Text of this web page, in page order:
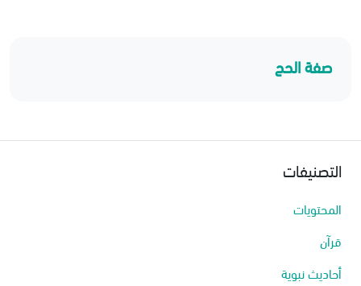
صفة الحج
التصنيفات
المحتويات
قرآن
أحاديث نبوية